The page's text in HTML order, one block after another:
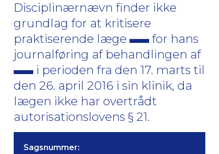
Disciplinærnævn finder ikke
grundlag for at kritisere
praktiserende læge
for hans
journalføring af behandlingen af
i perioden fra den 17. marts til
den 26. april 2016 i sin klinik, da
lægen ikke har overtrådt
autorisationslovens § 21.
Sagsnummer: